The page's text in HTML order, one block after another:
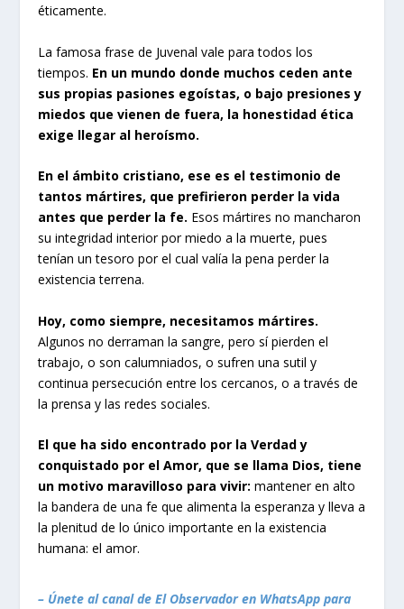
éticamente.
La famosa frase de Juvenal vale para todos los
tiempos. En un mundo donde muchos ceden ante
sus propias pasiones egoístas, o bajo presiones y
miedos que vienen de fuera, la honestidad ética
exige llegar al heroísmo.
En el ámbito cristiano, ese es el testimonio de
tantos mártires, que prefirieron perder la vida
antes que perder la fe. Esos mártires no mancharon
su integridad interior por miedo a la muerte, pues
tenían un tesoro por el cual valía la pena perder la
existencia terrena.
Hoy, como siempre, necesitamos mártires.
Algunos no derraman la sangre, pero sí pierden el
trabajo, o son calumniados, o sufren una sutil y
continua persecución entre los cercanos, o a través de
la prensa y las redes sociales.
El que ha sido encontrado por la Verdad y
conquistado por el Amor, que se llama Dios, tiene
un motivo maravilloso para vivir: mantener en alto
la bandera de una fe que alimenta la esperanza y lleva a
la plenitud de lo único importante en la existencia
humana: el amor.
– Únete al canal de El Observador en WhatsApp para